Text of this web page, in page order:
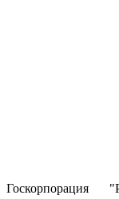
Госкорпорация